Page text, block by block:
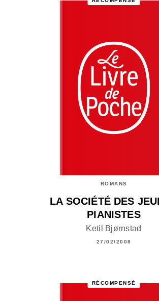
ROMANS
LA SOCIÉTÉ DES
PIANISTES
Ketil Bjørnstad
27/02/2008
RÉCOMPENSÉ